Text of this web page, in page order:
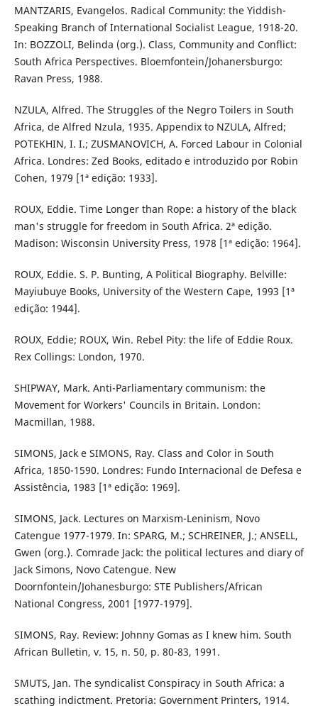
MANTZARIS, Evangelos. Radical Community: the Yiddish-
Speaking Branch of International Socialist League, 1918-20.
In: BOZZOLI, Belinda (org.). Class, Community and Conflict:
South Africa Perspectives. Bloemfontein/Johanersburgo:
Ravan Press, 1988.
NZULA, Alfred. The Struggles of the Negro Toilers in South
Africa, de Alfred Nzula, 1935. Appendix to NZULA, Alfred;
POTEKHIN, I. I.; ZUSMANOVICH, A. Forced Labour in Colonial
Africa. Londres: Zed Books, editado e introduzido por Robin
Cohen, 1979 [1ª edição: 1933].
ROUX, Eddie. Time Longer than Rope: a history of the black
man's struggle for freedom in South Africa. 2ª edição.
Madison: Wisconsin University Press, 1978 [1ª edição: 1964].
ROUX, Eddie. S. P. Bunting, A Political Biography. Belville:
Mayiubuye Books, University of the Western Cape, 1993 [1ª
edição: 1944].
ROUX, Eddie; ROUX, Win. Rebel Pity: the life of Eddie Roux.
Rex Collings: London, 1970.
SHIPWAY, Mark. Anti-Parliamentary communism: the
Movement for Workers' Councils in Britain. London:
Macmillan, 1988.
SIMONS, Jack e SIMONS, Ray. Class and Color in South
Africa, 1850-1590. Londres: Fundo Internacional de Defesa e
Assistência, 1983 [1ª edição: 1969].
SIMONS, Jack. Lectures on Marxism-Leninism, Novo
Catengue 1977-1979. In: SPARG, M.; SCHREINER, J.; ANSELL,
Gwen (org.). Comrade Jack: the political lectures and diary of
Jack Simons, Novo Catengue. New
Doornfontein/Johanesburgo: STE Publishers/African
National Congress, 2001 [1977-1979].
SIMONS, Ray. Review: Johnny Gomas as I knew him. South
African Bulletin, v. 15, n. 50, p. 80-83, 1991.
SMUTS, Jan. The syndicalist Conspiracy in South Africa: a
scathing indictment. Pretoria: Government Printers, 1914.